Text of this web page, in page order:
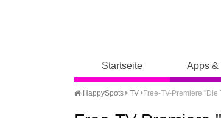
Startseite Apps &
HappySpots TV Free-TV-Premiere